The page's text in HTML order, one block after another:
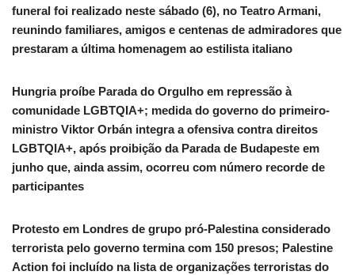
funeral foi realizado neste sábado (6), no Teatro Armani,
reunindo familiares, amigos e centenas de admiradores que
prestaram a última homenagem ao estilista italiano
Hungria proíbe Parada do Orgulho em repressão à
comunidade LGBTQIA+; medida do governo do primeiro-
ministro Viktor Orbán integra a ofensiva contra direitos
LGBTQIA+, após proibição da Parada de Budapeste em
junho que, ainda assim, ocorreu com número recorde de
participantes
Protesto em Londres de grupo pró-Palestina considerado
terrorista pelo governo termina com 150 presos; Palestine
Action foi incluído na lista de organizações terroristas do